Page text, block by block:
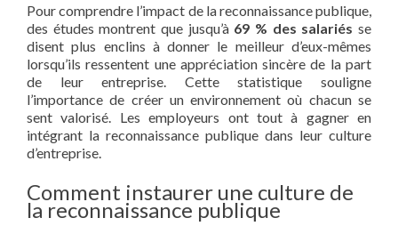
Pour comprendre l’impact de la reconnaissance publique,
des études montrent que jusqu’à 69 % des salariés se
disent plus enclins à donner le meilleur d’eux-mêmes
lorsqu’ils ressentent une appréciation sincère de la part
de leur entreprise. Cette statistique souligne
l’importance de créer un environnement où chacun se
sent valorisé. Les employeurs ont tout à gagner en
intégrant la reconnaissance publique dans leur culture
d’entreprise.
Comment instaurer une culture de
la reconnaissance publique